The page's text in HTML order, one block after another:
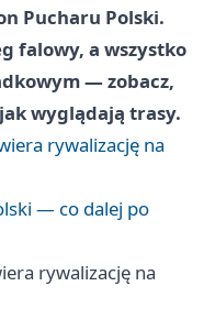
Pucharu Polski.
falowy, a wszystko
— zobacz,
wyglądają trasy.
rywalizację na
— co dalej po
rywalizację na